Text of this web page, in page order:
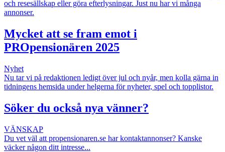
och resesällskap eller göra efterlysningar. Just nu har vi många
annonser.
Mycket att se fram emot i
PROpensionären 2025
Nyhet
Nu tar vi på redaktionen ledigt över jul och nyår, men kolla gärna in
tidningens hemsida under helgerna för nyheter, spel och topplistor.
Söker du också nya vänner?
VÄNSKAP
Du vet väl att propensionaren.se har kontaktannonser? Kanske
väcker någon ditt intresse...